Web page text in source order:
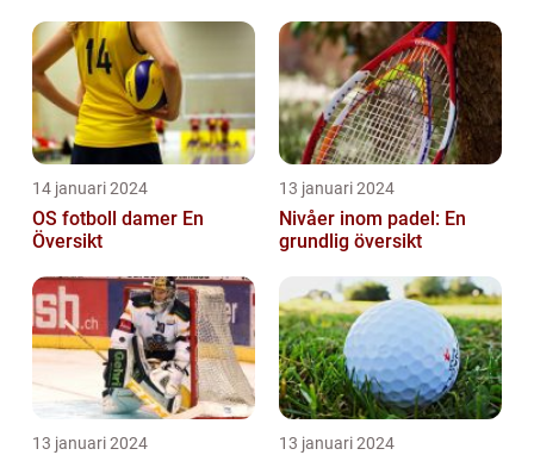
14 januari 2024
OS fotboll damer En
Översikt
13 januari 2024
Nivåer inom padel: En
grundlig översikt
13 januari 2024 13 januari 2024